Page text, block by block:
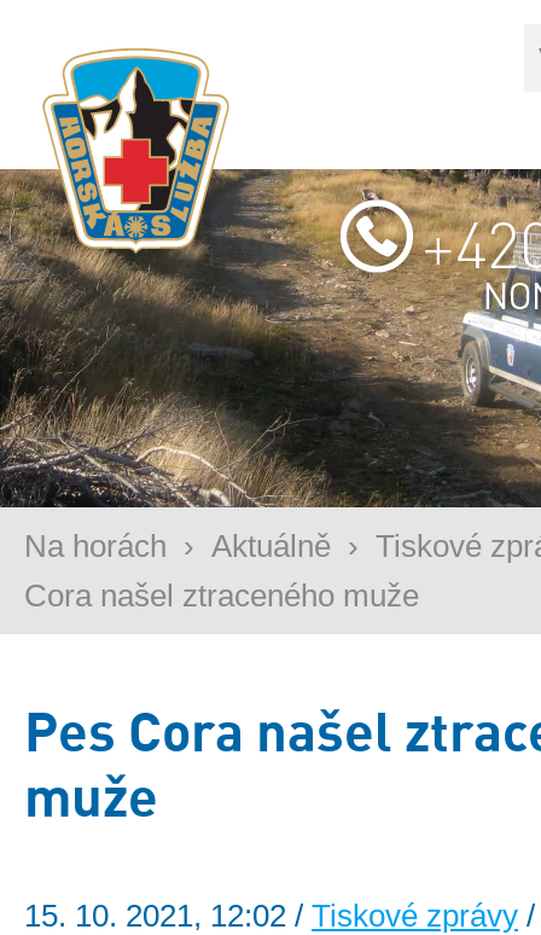
Na horách › Aktuálně › Tiskové
Cora našel ztraceného muže
Pes Cora našel
muže
15. 10. 2021, 12:02 / Tiskové zprávy